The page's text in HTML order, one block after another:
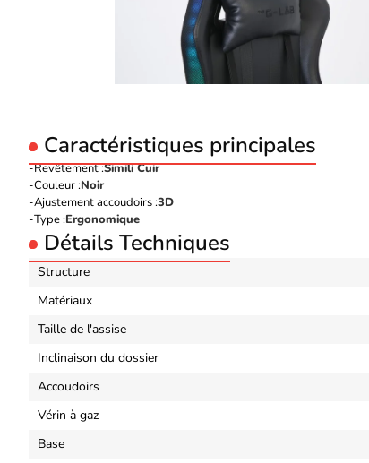
Caractéristiques principales
Revêtement :Simili Cuir
Couleur :Noir
Ajustement accoudoirs :3D
Type :Ergonomique
Détails Techniques
Structure
Matériaux
Taille de l'assise
Inclinaison du dossier
Accoudoirs
Vérin à gaz
Base